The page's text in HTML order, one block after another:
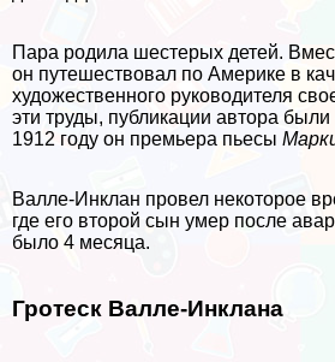
Пара родила шестерых детей.
он путешествовал по Америке в
художественного руководителя
эти труды, публикации автора
1912 году он премьера пьесы
Валле-Инклан провел некоторое
где его второй сын умер после
было 4 месяца.
Гротеск Валле-Инклана